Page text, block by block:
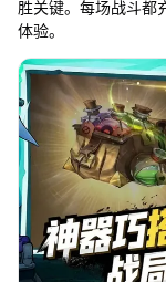
胜关键。每场战斗都
体验。